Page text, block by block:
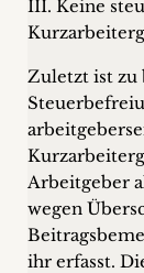
III. Keine
Zuletzt ist zu
Arbeitgeber
wegen
ihr erfasst.